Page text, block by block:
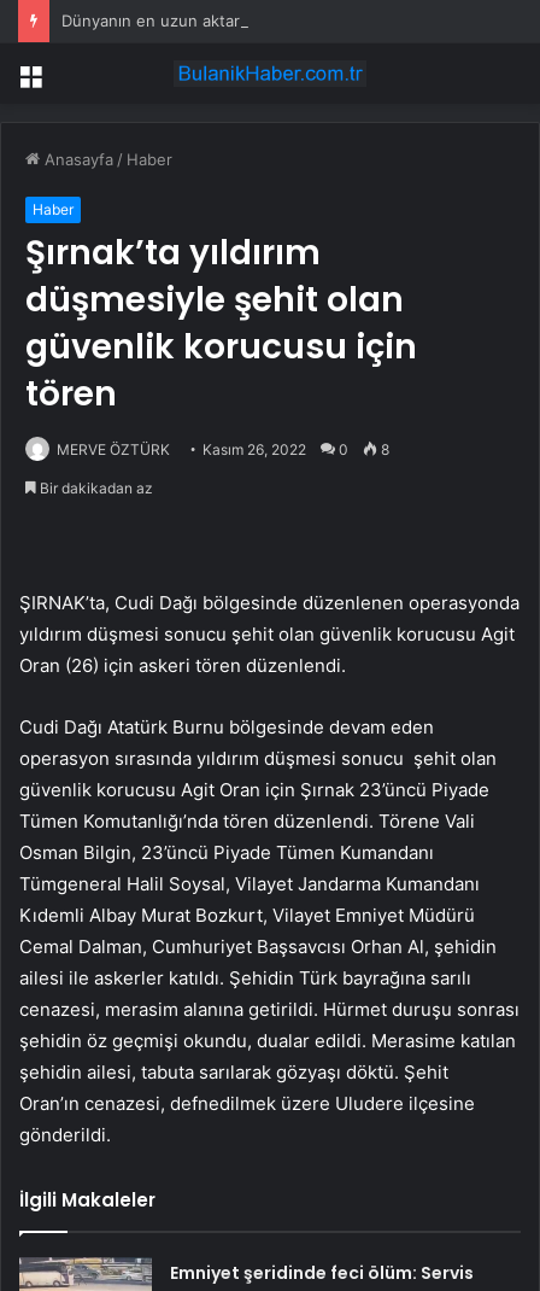
Menü
Anasayfa / Haber
Haber
Şırnak’ta yıldırım
düşmesiyle şehit olan
güvenlik korucusu için
tören
MERVE ÖZTÜRK Kasım 26, 2022 0 8
Bir dakikadan az
ŞIRNAK’ta, Cudi Dağı bölgesinde düzenlenen operasyonda
yıldırım düşmesi sonucu şehit olan güvenlik korucusu Agit
Oran (26) için askeri tören düzenlendi.
Cudi Dağı Atatürk Burnu bölgesinde devam eden
operasyon sırasında yıldırım düşmesi sonucu şehit olan
güvenlik korucusu Agit Oran için Şırnak 23’üncü Piyade
Tümen Komutanlığı’nda tören düzenlendi. Törene Vali
Osman Bilgin, 23’üncü Piyade Tümen Kumandanı
Tümgeneral Halil Soysal, Vilayet Jandarma Kumandanı
Kıdemli Albay Murat Bozkurt, Vilayet Emniyet Müdürü
Cemal Dalman, Cumhuriyet Başsavcısı Orhan Al, şehidin
ailesi ile askerler katıldı. Şehidin Türk bayrağına sarılı
cenazesi, merasim alanına getirildi. Hürmet duruşu sonrası
şehidin öz geçmişi okundu, dualar edildi. Merasime katılan
şehidin ailesi, tabuta sarılarak gözyaşı döktü. Şehit
Oran’ın cenazesi, defnedilmek üzere Uludere ilçesine
gönderildi.
İlgili Makaleler
Emniyet şeridinde feci ölüm: Servis